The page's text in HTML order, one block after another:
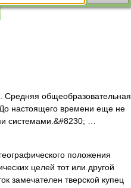
общеобразовательная
настоящего времени еще не
системами.&#8230; …
положения
целей тот или другой
замечателен тверской купец